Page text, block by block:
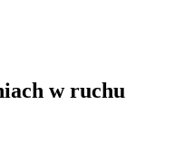
w ruchu